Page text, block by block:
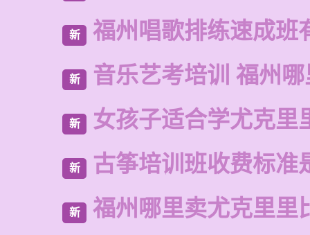
新 福州唱歌排练速成班
新 音乐艺考培训 福州
新 女孩子适合学尤克里
新 古筝培训班收费标准
新 福州哪里卖尤克里里